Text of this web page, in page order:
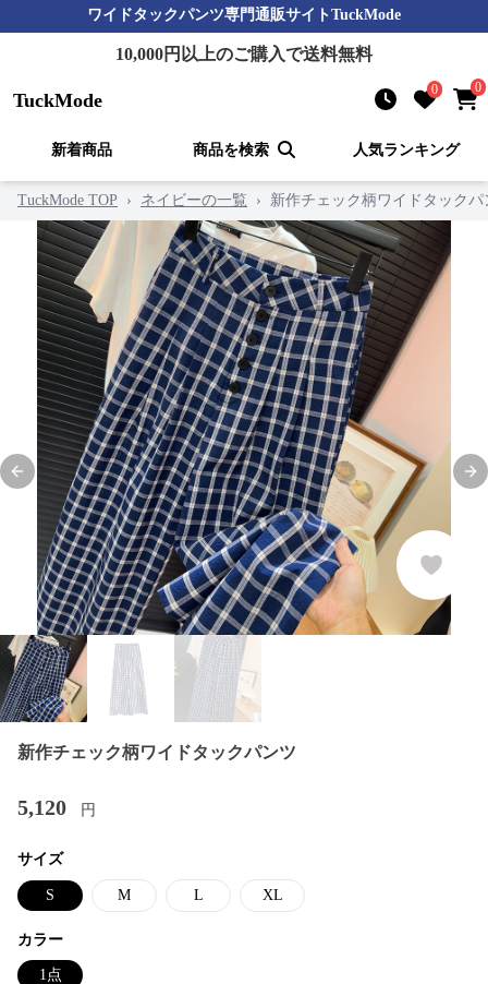
ワイドタックパンツ専門通販サイトTuckMode
10,000円以上のご購入で送料無料
TuckMode 0 0
新着商品 商品を検索 人気ランキング
TuckMode TOP › ネイビーの一覧 › 新作チェック柄ワイドタックパ
Previous slide
新作チェック柄ワイドタックパンツ
5,120 円
サイズ
S M L XL
カラー
1点